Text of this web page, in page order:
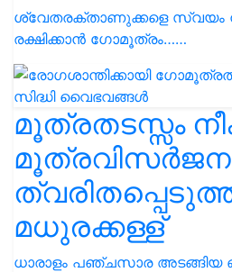
ശ്വേതരക്താണുക്കളെ സ്വയം
രക്ഷിക്കാൻ ഗോമൂത്രം……
മൂത്രതടസ്സം
മധുരക്കള്ള്
ധാരാളം പഞ്ചസാര അടങ്ങിയ